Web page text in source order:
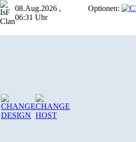
08.Aug.2026 ,
06:31 Uhr
Optionen: